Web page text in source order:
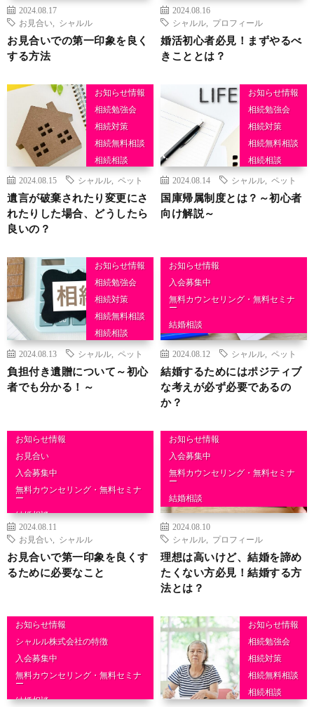
2024.08.17
お見合い
シャルル
お見合いでの第一印象を良く
する方法
2024.08.16
シャルル
プロフィール
婚活初心者必見！まずやるべ
きこととは？
お知らせ情報
相続勉強会
相続対策
相続無料相談
相続相談
2024.08.15 シャルル ペット
遺言が破棄されたり変更にさ
れたりした場合、どうしたら
良いの？
お知らせ情報
相続勉強会
相続対策
相続無料相談
相続相談
2024.08.14 シャルル ペット
国庫帰属制度とは？～初心者
向け解説～
お知らせ情報
相続勉強会
相続対策
相続無料相談
相続相談
2024.08.13 シャルル ペット
負担付き遺贈について～初心
者でも分かる！～
お知らせ情報
入会募集中
無料カウンセリング・無料セミナ
ー
結婚相談
2024.08.12 シャルル ペット
結婚するためにはポジティブ
な考えが必ず必要であるの
か？
お知らせ情報
お見合い
入会募集中
無料カウンセリング・無料セミナ
ー
結婚相談
2024.08.11
お見合い
シャルル
お見合いで第一印象を良くす
るために必要なこと
お知らせ情報
入会募集中
無料カウンセリング・無料セミナ
ー
結婚相談
2024.08.10
シャルル
プロフィール
理想は高いけど、結婚を諦め
たくない方必見！結婚する方
法とは？
お知らせ情報
シャルル株式会社の特徴
入会募集中
無料カウンセリング・無料セミナ
ー
結婚相談
お知らせ情報
相続勉強会
相続対策
相続無料相談
相続相談